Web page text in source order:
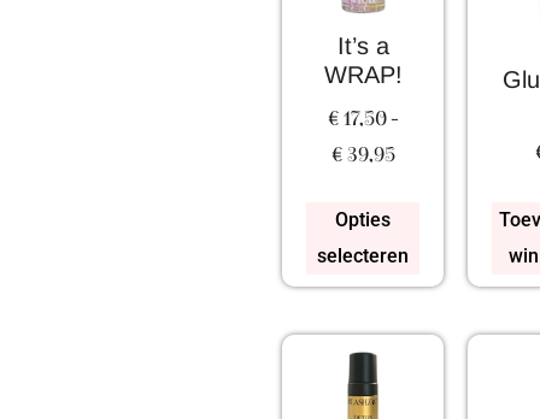
It’s a
WRAP!
€17,50-
€39,95
Opties
selecteren